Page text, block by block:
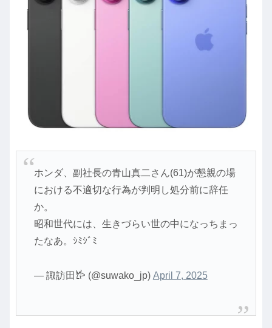
ホンダ、副社長の青山真二さん(61)が懇親の場
における不適切な行為が判明し処分前に辞任
か。
昭和世代には、生きづらい世の中になっちまっ
たなあ。ｼﾐｼﾞﾐ
— 諏訪田𐂂 (@suwako_jp) April 7, 2025